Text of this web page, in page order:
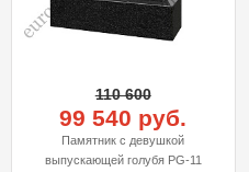
110 600
99 540 руб.
Памятник с девушкой
выпускающей голубя PG-11